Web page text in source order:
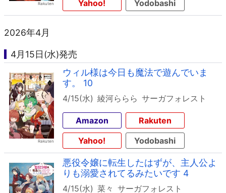
Yahoo! Yodobashi
2026年4月
4月15日(水)発売
ウィル様は今日も魔法で遊んでいま
す。 10
4/15(水) 綾河ららら サーガフォレスト
Amazon
Rakuten
Yahoo!
Yodobashi
悪役令嬢に転生したはずが、主人公よ
りも溺愛されてるみたいです 4
4/15(水) 菜々 サーガフォレスト